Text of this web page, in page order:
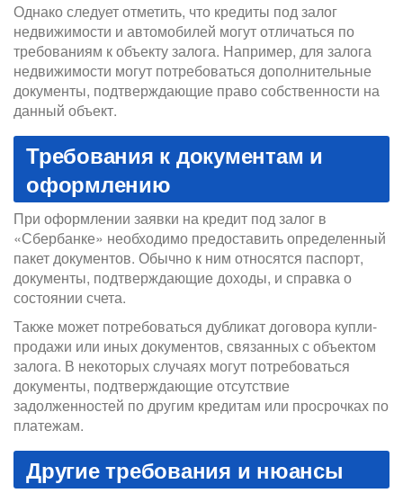
Однако следует отметить, что кредиты под залог
недвижимости и автомобилей могут отличаться по
требованиям к объекту залога. Например, для залога
недвижимости могут потребоваться дополнительные
документы, подтверждающие право собственности на
данный объект.
Требования к документам и
оформлению
При оформлении заявки на кредит под залог в
«Сбербанке» необходимо предоставить определенный
пакет документов. Обычно к ним относятся паспорт,
документы, подтверждающие доходы, и справка о
состоянии счета.
Также может потребоваться дубликат договора купли-
продажи или иных документов, связанных с объектом
залога. В некоторых случаях могут потребоваться
документы, подтверждающие отсутствие
задолженностей по другим кредитам или просрочках по
платежам.
Другие требования и нюансы